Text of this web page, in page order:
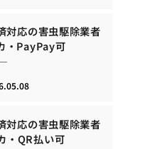
対応の害虫駆除業者
・PayPay可
対応の害虫駆除業者
・QR払い可